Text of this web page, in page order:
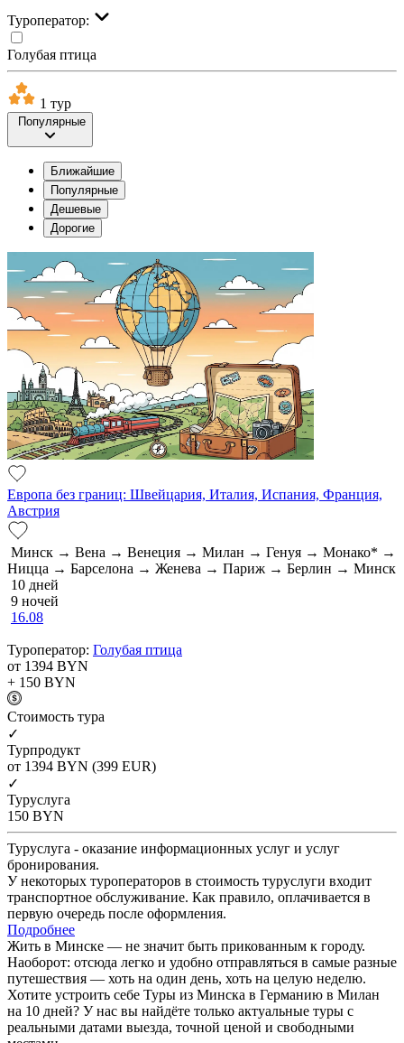
Туроператор:
Голубая птица
1 тур
Популярные
Ближайшие
Популярные
Дешевые
Дорогие
Европа без границ: Швейцария, Италия, Испания, Франция,
Австрия
Минск → Вена → Венеция → Милан → Генуя → Монако* →
Ницца → Барселона → Женева → Париж → Берлин → Минск
10 дней
9 ночей
16.08
Туроператор: Голубая птица
от 1394 BYN
+ 150 BYN
Cтоимость тура
✓
Турпродукт
от 1394 BYN (399 EUR)
✓
Туруслуга
150 BYN
Туруслуга - оказание информационных услуг и услуг
бронирования.
У некоторых туроператоров в стоимость туруслуги входит
транспортное обслуживание. Как правило, оплачивается в
первую очередь после оформления.
Подробнее
Жить в Минске — не значит быть прикованным к городу.
Наоборот: отсюда легко и удобно отправляться в самые разные
путешествия — хоть на один день, хоть на целую неделю.
Хотите устроить себе Туры из Минска в Германию в Милан
на 10 дней? У нас вы найдёте только актуальные туры с
реальными датами выезда, точной ценой и свободными